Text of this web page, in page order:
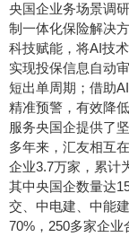
央国企业务场景调
制一体化保险解决
科技赋能，将AI技
实现投保信息自动
短出单周期；借助
精准预警，有效降
服务央国企提供了
多年来，汇友相互
企业3.7万家，累计
其中央国企数量达
交、中电建、中能
70%，250多家企